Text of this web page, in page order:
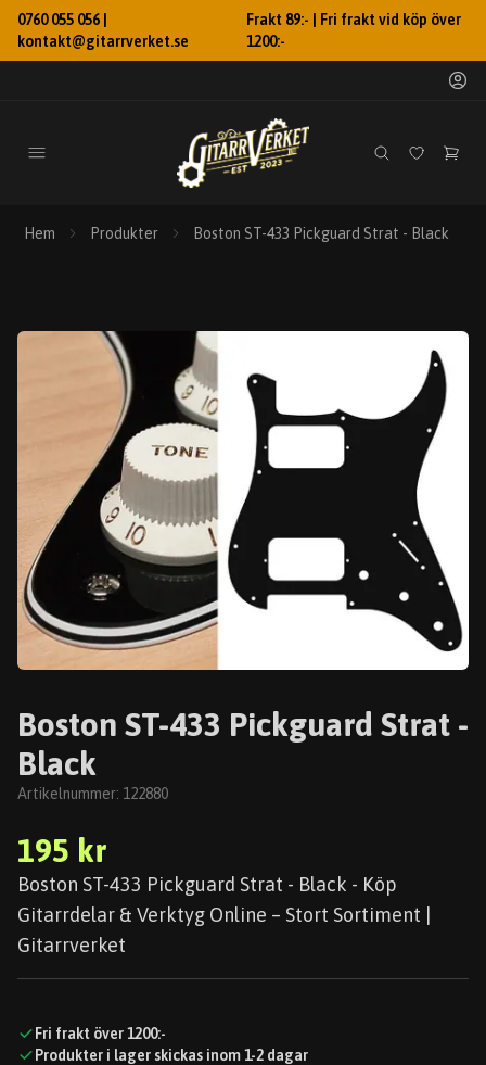
0760 055 056 |
kontakt@gitarrverket.se
Frakt 89:- | Fri frakt vid köp över
1200:-
Hem Produkter Boston ST-433 Pickguard Strat - Black
Boston ST-433 Pickguard Strat -
Black
Artikelnummer: 122880
195 kr
Boston ST-433 Pickguard Strat - Black - Köp
Gitarrdelar & Verktyg Online – Stort Sortiment |
Gitarrverket
Fri frakt över 1200:-
Produkter i lager skickas inom 1-2 dagar